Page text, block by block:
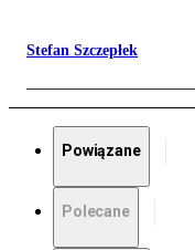
Stefan Szczepłek
Powiązane
Polecane